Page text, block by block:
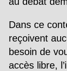
Dans ce
reçoivent
besoin de
accès libre,